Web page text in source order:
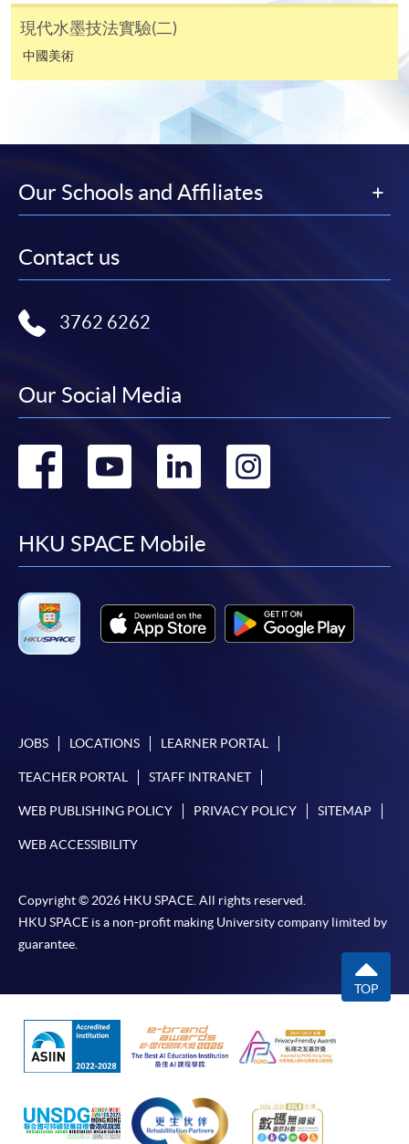
報讀新課程
凡以「先到先得」為取錄方式的課程，請填妥
報名中心 或以郵遞方式連同學
費以及所需證明文件呈交。
申請學歷頒授及專業課程可能需要其他資料，報名
表格後，請連同報名費/學費以及所需證明文件親
報讀同一學歷頒授課程內其他單元
​學院為學歷頒授課程特設「註冊及學費通知」，適
課程負責人會為學員送上「註冊及學費通知」
(「通知」)，請填妥有關「通知」，並親往報名中
有關繳費詳情，請參閱付款方法
何疑問，請詳閱個別課程資料，或聯絡有關課程負責
人或報名中心。
課程/科目報名注意事項:
申請人不應閒置申請超過10分鐘。否則，申請人
必須重新開始整個申請程序。
網上報名只支援「提早報讀優惠」。如需享用其他
功被獲取錄。任何不成功的申請，課程組職員將儘
快與 閣下聯絡。
申請人應注意，不論親身或網上報讀，相同的課
確認。另外，確認電子郵件亦會發送到 閣下的電
子郵件帳戶。請保留確定回條作日後查詢用途。
法例規定外，一切已繳費用，概不退還。
如須甄選入學，則正式收據並不可作為 閣下已獲
現代水墨技法實驗(二)
中國美術
Our Schools and Affiliates
Contact us
3762 6262
Our Social Media
Go
facebook
Go
youtube
Go
linkedin
Go
HKU SPACE Mobile
JOBS LOCATIONS LEARNER PORTAL
TEACHER PORTAL STAFF INTRANET
WEB PUBLISHING POLICY PRIVACY POLICY SITEMAP
WEB ACCESSIBILITY
Copyright © 2026 HKU SPACE. All rights reserved.
HKU SPACE is a non-profit making University company limited by
guarantee.
TOP